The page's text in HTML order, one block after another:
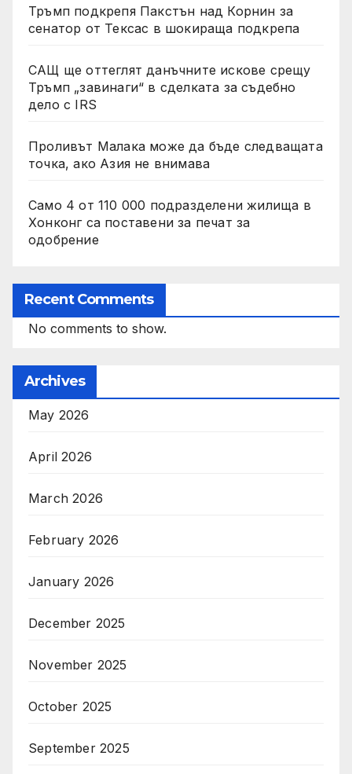
Тръмп подкрепя Пакстън над Корнин за
сенатор от Тексас в шокираща подкрепа
САЩ ще оттеглят данъчните искове срещу
Тръмп „завинаги“ в сделката за съдебно
дело с IRS
Проливът Малака може да бъде следващата
точка, ако Азия не внимава
Само 4 от 110 000 подразделени жилища в
Хонконг са поставени за печат за
одобрение
Recent Comments
No comments to show.
Archives
May 2026
April 2026
March 2026
February 2026
January 2026
December 2025
November 2025
October 2025
September 2025